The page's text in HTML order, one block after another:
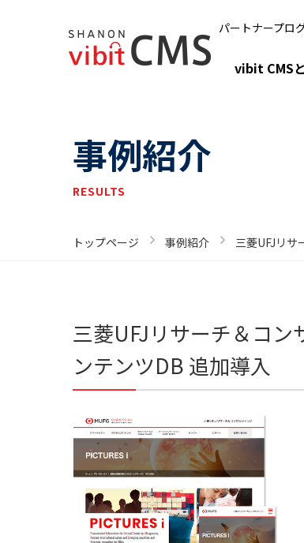
パートナープロ
vibit CMS
事例紹介
RESULTS
トップページ 事例紹介 三菱UFJリ
三菱UFJリサーチ＆コ
ンテンツDB 追加導入